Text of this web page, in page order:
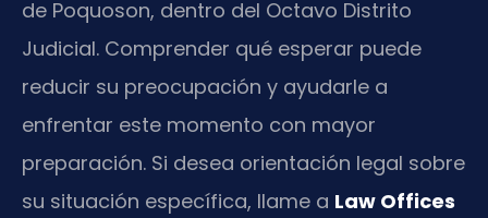
de Poquoson, dentro del Octavo Distrito
Judicial. Comprender qué esperar puede
reducir su preocupación y ayudarle a
enfrentar este momento con mayor
preparación. Si desea orientación legal sobre
su situación específica, llame a Law Offices